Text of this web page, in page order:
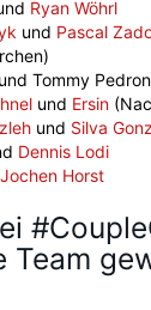
Ryan Wöhrl
und Pascal
und Tommy
und Ersin
und Silva
Dennis Lodi
Jochen Horst